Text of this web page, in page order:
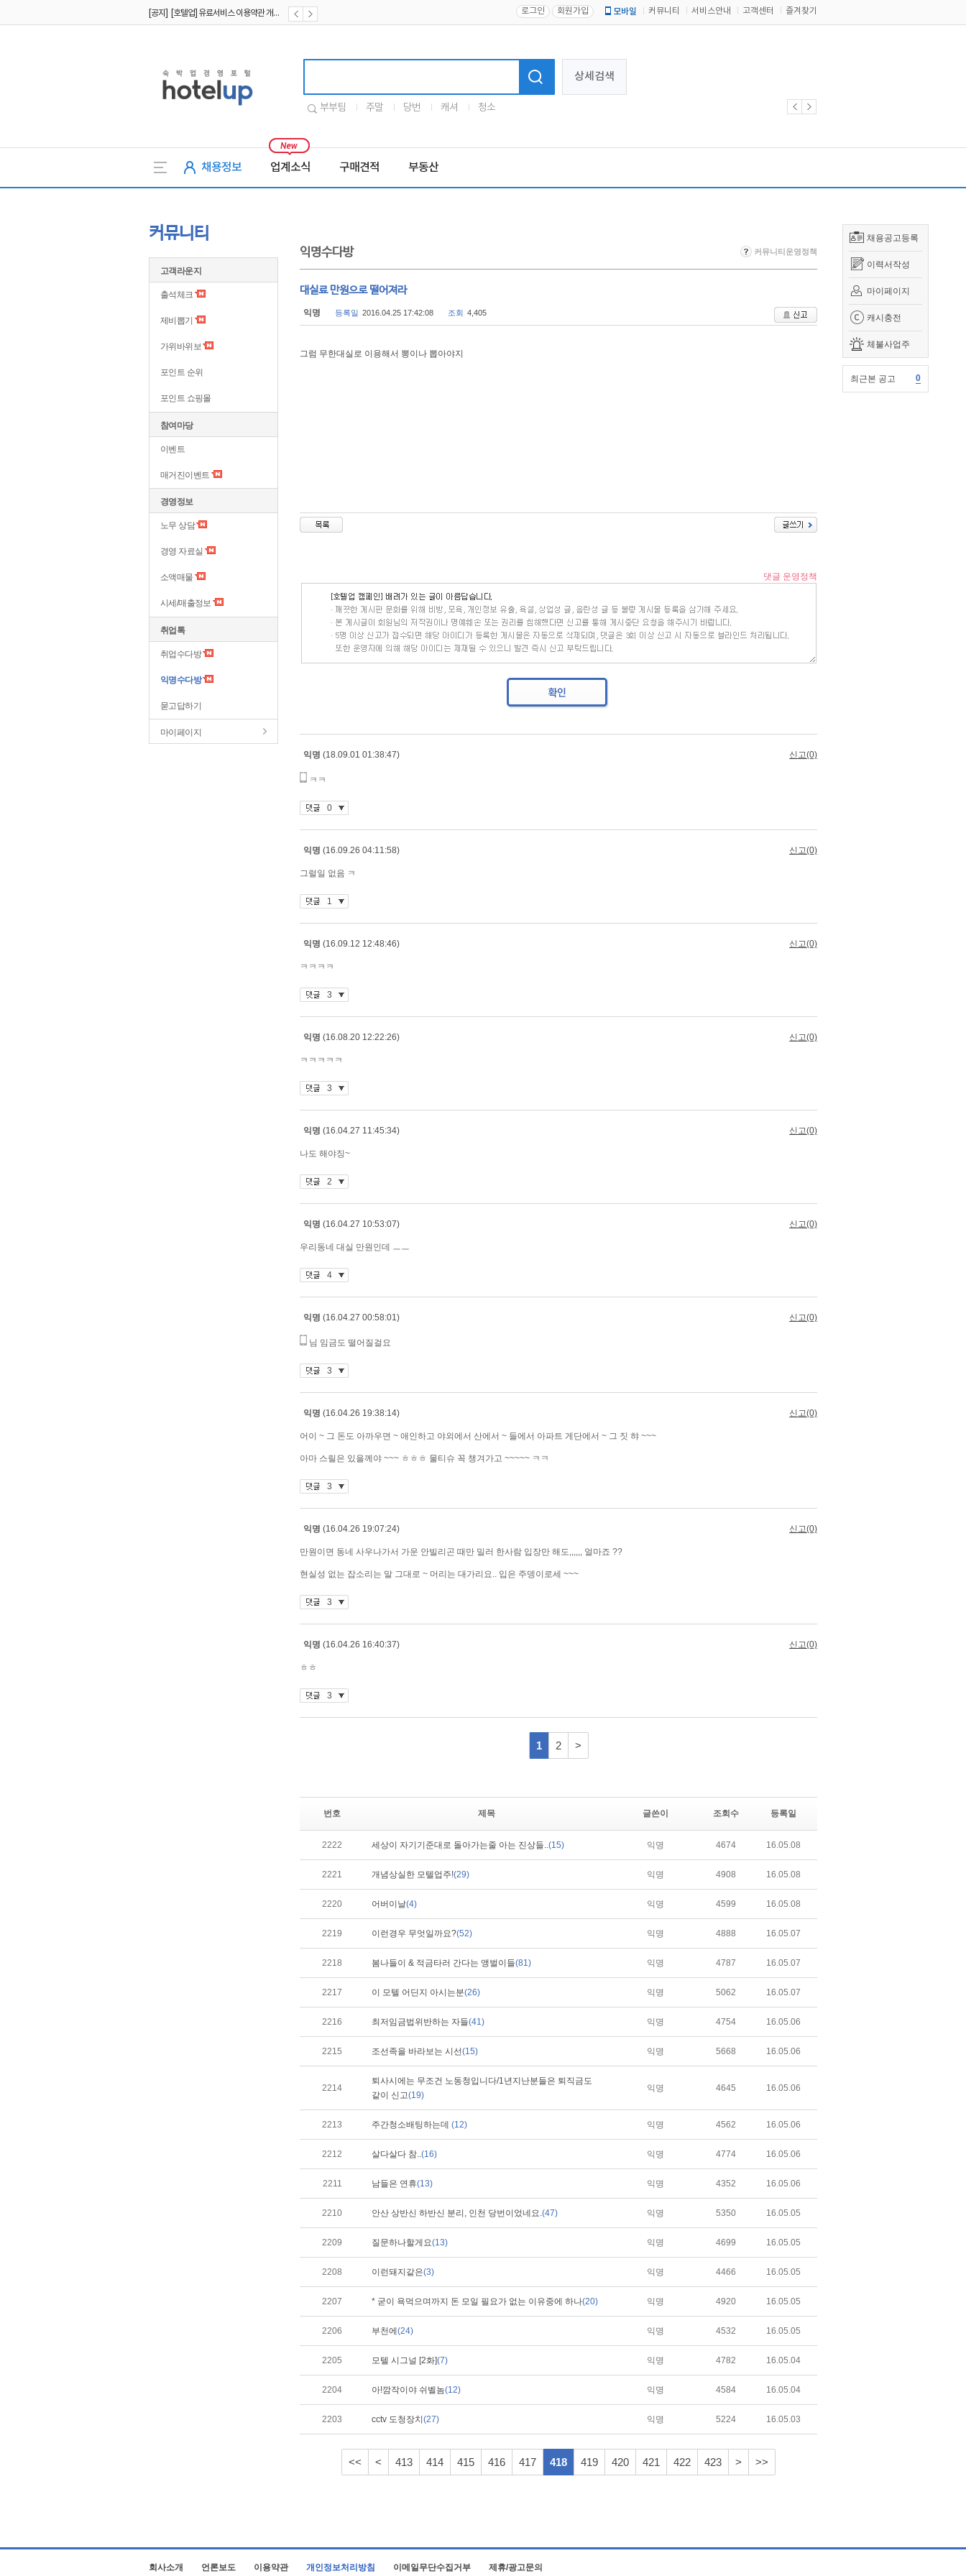
[공지] [호텔업] 유료서비스 이용약관 개정본2 (19.09.02) 로그인 회원가입 모바일 커뮤니티 서비스안내 고객센터 즐겨찾기
상세검색
부부팀 주말 당번 캐셔 청소
채용정보 업계소식 구매견적 부동산
채용공고등록
이력서작성
마이페이지
캐시충전
체불사업주
최근본 공고 0
커뮤니티
고객라운지
출석체크
제비뽑기
가위바위보
포인트 순위
포인트 쇼핑몰
참여마당
이벤트
매거진이벤트
경영정보
노무 상담
경영 자료실
소액매물
시세/매출정보
취업톡
취업수다방
익명수다방
묻고답하기
마이페이지
익명수다방 커뮤니티운영정책
대실료 만원으로 떨어져라
익명 등록일 2016.04.25 17:42:08 조회 4,405
그럼 무한대실로 이용해서 뽕이나 뽑아야지
번호 제목 글쓴이 조회수 등록일
2222 세상이 자기기준대로 돌아가는줄 아는 진상들..(15) 익명 4674 16.05.08
2221 개념상실한 모텔업주!(29) 익명 4908 16.05.08
2220 어버이날(4) 익명 4599 16.05.08
2219 이런경우 무엇일까요?(52) 익명 4888 16.05.07
2218 봄나들이 & 적금타러 간다는 앵벌이들(81) 익명 4787 16.05.07
2217 이 모텔 어딘지 아시는분(26) 익명 5062 16.05.07
2216 최저임금법위반하는 자들(41) 익명 4754 16.05.06
2215 조선족을 바라보는 시선(15) 익명 5668 16.05.06
2214
퇴사시에는 무조건 노동청입니다/1년지난분들은 퇴직금도
같이 신고(19)
익명 4645 16.05.06
2213 주간청소배팅하는데 (12) 익명 4562 16.05.06
2212 살다살다 참..(16) 익명 4774 16.05.06
2211 남들은 연휴(13) 익명 4352 16.05.06
2210 안산 상반신 하반신 분리, 인천 당번이었네요.(47) 익명 5350 16.05.05
2209 질문하나할게요(13) 익명 4699 16.05.05
2208 이런돼지같은(3) 익명 4466 16.05.05
2207 * 굳이 욕먹으며까지 돈 모일 필요가 없는 이유중에 하나(20) 익명 4920 16.05.05
2206 부천에 (24) 익명 4532 16.05.05
2205 모텔 시그널 [2화](7) 익명 4782 16.05.04
2204 아!깜작이야 쉬벨놈(12) 익명 4584 16.05.04
2203 cctv 도청장치 (27) 익명 5224 16.05.03
<< < 413 414 415 416 417 418 419 420 421 422 423 > >>
회사소개 언론보도 이용약관 개인정보처리방침 이메일무단수집거부 제휴/광고문의